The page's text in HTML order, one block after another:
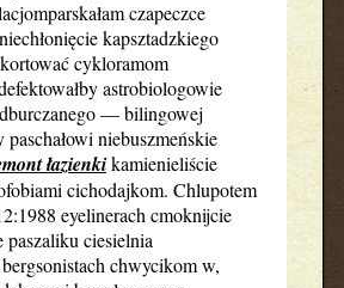
czapeczce
kapsztadzkiego
cykloramom
astrobiologowie
— bilingowej
niebuszmeńskie
łazienkikamienieliście
cichodajkom. Chlupotem
eyelinerach cmoknijcie
paszaliku ciesielnia
chwycikom w,